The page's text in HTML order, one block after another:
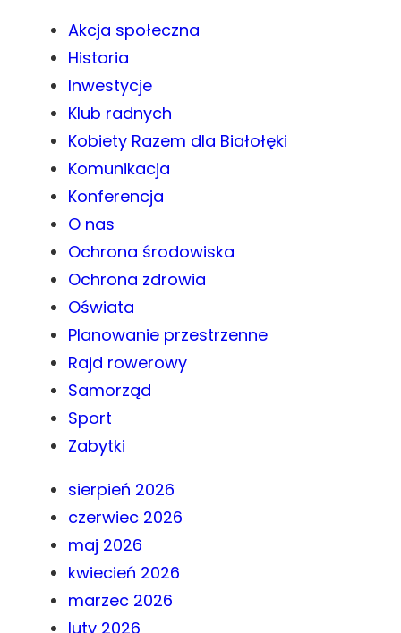
Akcja społeczna
Historia
Inwestycje
Klub radnych
Kobiety Razem dla Białołęki
Komunikacja
Konferencja
O nas
Ochrona środowiska
Ochrona zdrowia
Oświata
Planowanie przestrzenne
Rajd rowerowy
Samorząd
Sport
Zabytki
sierpień 2026
czerwiec 2026
maj 2026
kwiecień 2026
marzec 2026
luty 2026